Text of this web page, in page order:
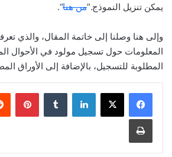
يمكن تنزيل النموذج.”من هنا“.
وإلى هنا وصلنا إلى خاتمة المقال، والذي
المعلومات حول تسجيل مولود في الأحوال
المطلوبة للتسجيل، بالإضافة إلى الأوراق
لينكدإن بينتيريست
طباعة